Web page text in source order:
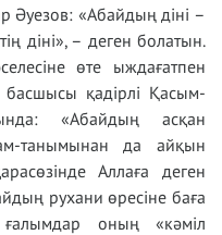
Әуезов: «Абайдың діні –
діні», – деген болатын.
өте ыждағатпен
басшысы қадірлі Қасым-
«Абайдың асқан
танымынан да айқын
Аллаға деген
рухани өресіне баға
оның «кәміл